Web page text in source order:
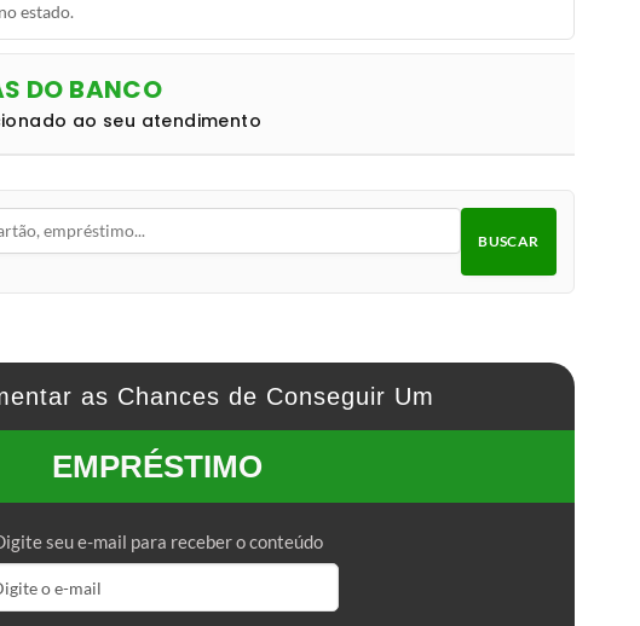
estado.
DO BANCO
ao seu atendimento
BUSCAR
as Chances de Conseguir Um
EMPRÉSTIMO
seu e-mail para receber o conteúdo